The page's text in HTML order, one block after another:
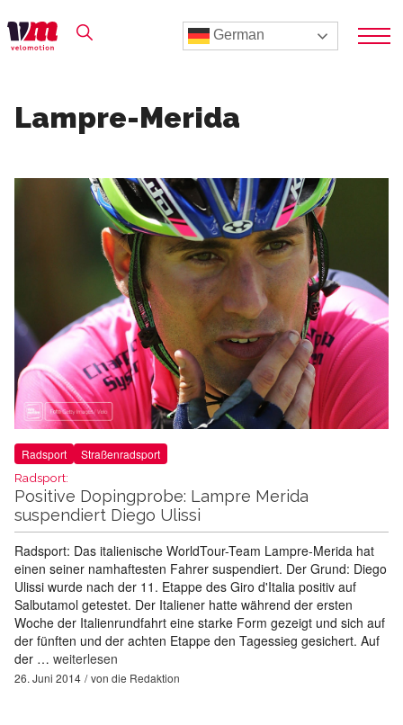
German
Lampre-Merida
Radsport Straßenradsport
Radsport:
Positive Dopingprobe: Lampre Merida
suspendiert Diego Ulissi
Radsport: Das italienische WorldTour-Team Lampre-Merida hat
einen seiner namhaftesten Fahrer suspendiert. Der Grund: Diego
Ulissi wurde nach der 11. Etappe des Giro d'Italia positiv auf
Salbutamol getestet. Der Italiener hatte während der ersten
Woche der Italienrundfahrt eine starke Form gezeigt und sich auf
der fünften und der achten Etappe den Tagessieg gesichert. Auf
der … weiterlesen
26. Juni 2014 von die Redaktion